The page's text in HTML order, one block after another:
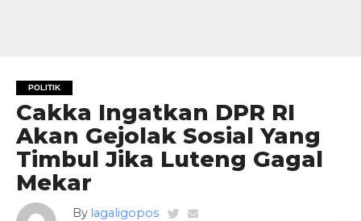
POLITIK
Cakka Ingatkan DPR RI
Akan Gejolak Sosial Yang
Timbul Jika Luteng Gagal
Mekar
By lagaligopos